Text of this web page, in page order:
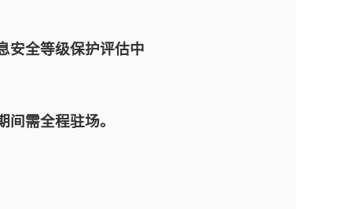
安全等级保护评估中
需全程驻场。